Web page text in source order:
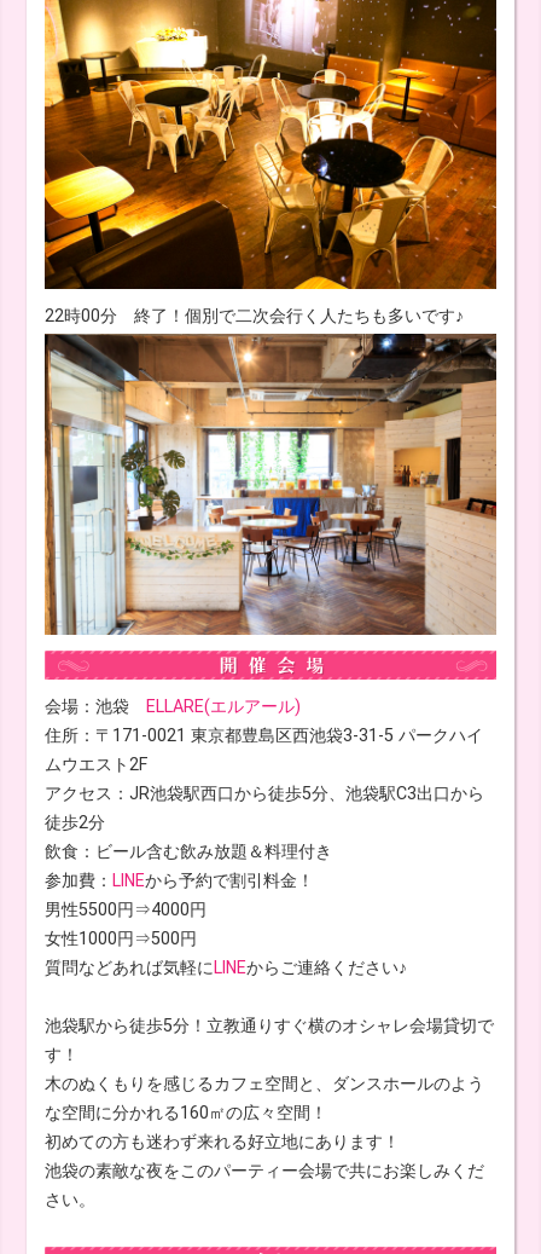
22時00分 終了！個別で二次会行く人たちも多いです♪
会場：池袋ELLARE(エルアール)
住所：〒171-0021 東京都豊島区西池袋3-31-5 パークハイ
ムウエスト2F
アクセス：JR池袋駅西口から徒歩5分、池袋駅C3出口から
徒歩2分
飲食：ビール含む飲み放題＆料理付き
参加費：LINEから予約で割引料金！
男性5500円⇒4000円
女性1000円⇒500円
質問などあれば気軽にLINEからご連絡ください♪
池袋駅から徒歩5分！立教通りすぐ横のオシャレ会場貸切で
す！
木のぬくもりを感じるカフェ空間と、ダンスホールのよう
な空間に分かれる160㎡の広々空間！
初めての方も迷わず来れる好立地にあります！
池袋の素敵な夜をこのパーティー会場で共にお楽しみくだ
さい。